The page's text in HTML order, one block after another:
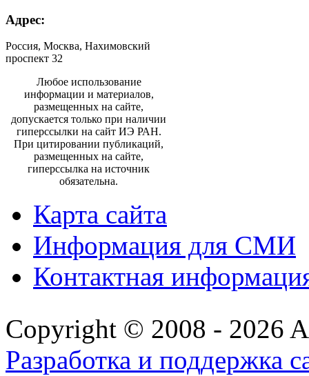
Адрес:
Россия, Москва, Нахимовский
проспект 32
Любое использование
информации и материалов,
размещенных на сайте,
допускается только при наличии
гиперссылки на сайт ИЭ РАН.
При цитировании публикаций,
размещенных на сайте,
гиперссылка на источник
обязательна.
Карта сайта
Информация для СМИ
Контактная
Copyright © 2008 - 2026
Разработка и поддержка